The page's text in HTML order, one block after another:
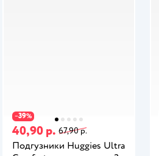
−39%
40,90 р. 67,90 р.
Подгузники Huggies Ultra